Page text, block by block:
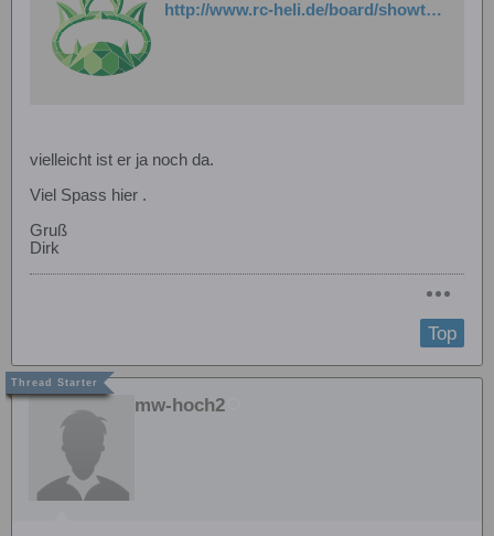
http://www.rc-heli.de/board/showthread.php?t=160938&highlight=srb+quark
vielleicht ist er ja noch da.
Viel Spass hier .
Gruß
Dirk
Top
mw-hoch2